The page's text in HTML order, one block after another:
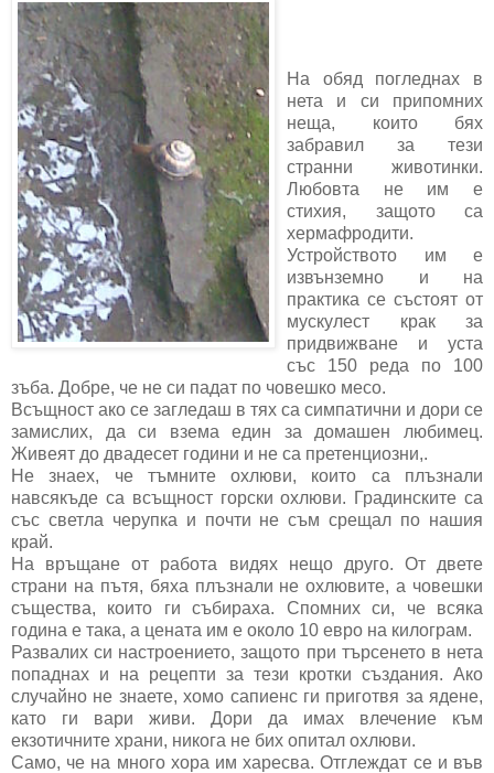
На обяд погледнах в
нета и си припомних
неща, които бях
забравил за тези
странни животинки.
Любовта не им е
стихия, защото са
хермафродити.
Устройството им е
извънземно и на
практика се състоят от
мускулест крак за
придвижване и уста
със 150 реда по 100
зъба. Добре, че не си падат по човешко месо.
Всъщност ако се загледаш в тях са симпатични и дори се
замислих, да си взема един за домашен любимец.
Живеят до двадесет години и не са претенциозни,.
Не знаех, че тъмните охлюви, които са плъзнали
навсякъде са всъщност горски охлюви. Градинските са
със светла черупка и почти не съм срещал по нашия
край.
На връщане от работа видях нещо друго. От двете
страни на пътя, бяха плъзнали не охлювите, а човешки
същества, които ги събираха. Спомних си, че всяка
година е така, а цената им е около 10 евро на килограм.
Развалих си настроението, защото при търсенето в нета
попаднах и на рецепти за тези кротки създания. Ако
случайно не знаете, хомо сапиенс ги приготвя за ядене,
като ги вари живи. Дори да имах влечение към
екзотичните храни, никога не бих опитал охлюви.
Само, че на много хора им харесва. Отглеждат се и във